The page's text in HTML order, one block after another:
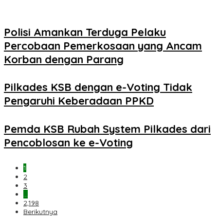
Polisi Amankan Terduga Pelaku
Percobaan Pemerkosaan yang Ancam
Korban dengan Parang
Pilkades KSB dengan e-Voting Tidak
Pengaruhi Keberadaan PPKD
Pemda KSB Rubah System Pilkades dari
Pencoblosan ke e-Voting
1
2
3
…
2,198
Berikutnya